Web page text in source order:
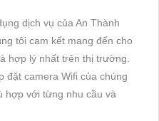
dịch vụ của An Thành
tôi cam kết mang đến cho
hợp lý nhất trên thị trường.
đặt camera Wifi của chúng
hợp với từng nhu cầu và